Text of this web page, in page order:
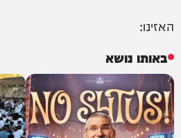
האזינו:
באותו נושא